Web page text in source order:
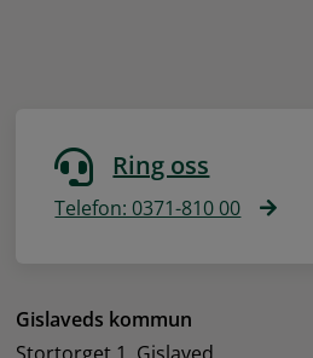
Ring oss
Telefon: 0371-810 00
Gislaveds kommun